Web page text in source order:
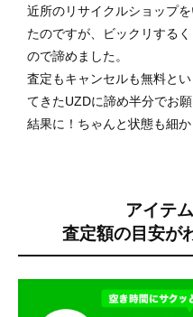
近所のリサイクルショップ
たのですが、ビックリする
ので諦めました。
査定もキャンセルも無料と
てきたUZDに諦め半分でお
結果に！ちゃんと状態も細
アイテ
査定額の目安が